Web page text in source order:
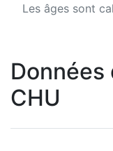
Les âges sont
CHU